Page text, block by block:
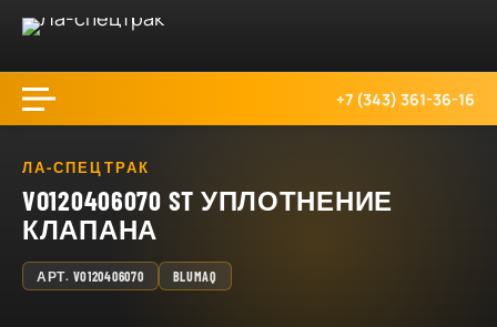
+7 (343) 361-36-16
ЛА-СПЕЦТРАК
VO120406070 ST УПЛОТНЕНИЕ
КЛАПАНА
АРТ. VO120406070 BLUMAQ